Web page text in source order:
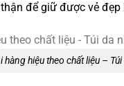
để giữ được vẻ đẹp
hiệu theo chất liệu –